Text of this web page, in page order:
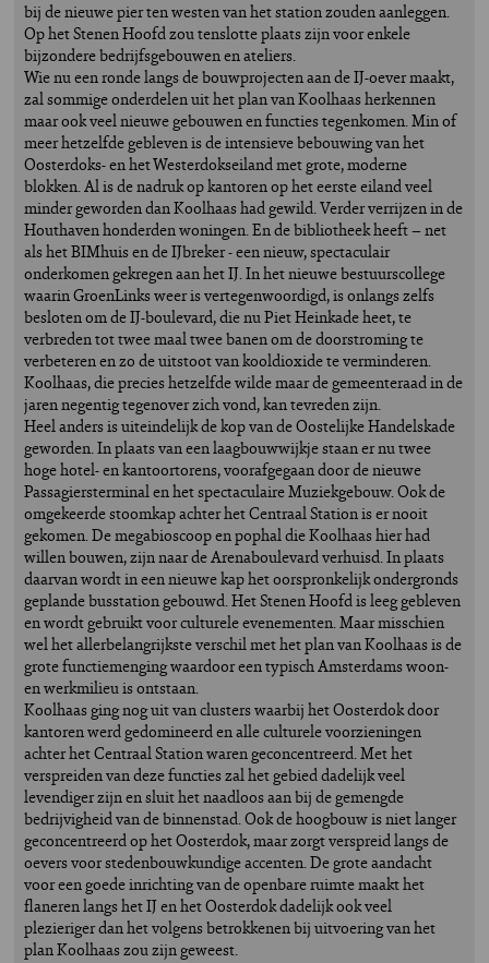
bij de nieuwe pier ten westen van het station zouden aanleggen.
Op het Stenen Hoofd zou tenslotte plaats zijn voor enkele
bijzondere bedrijfsgebouwen en ateliers.
Wie nu een ronde langs de bouwprojecten aan de IJ-oever maakt,
zal sommige onderdelen uit het plan van Koolhaas herkennen
maar ook veel nieuwe gebouwen en functies tegenkomen. Min of
meer hetzelfde gebleven is de intensieve bebouwing van het
Oosterdoks- en het Westerdokseiland met grote, moderne
blokken. Al is de nadruk op kantoren op het eerste eiland veel
minder geworden dan Koolhaas had gewild. Verder verrijzen in de
Houthaven honderden woningen. En de bibliotheek heeft – net
als het BIMhuis en de IJbreker - een nieuw, spectaculair
onderkomen gekregen aan het IJ. In het nieuwe bestuurscollege
waarin GroenLinks weer is vertegenwoordigd, is onlangs zelfs
besloten om de IJ-boulevard, die nu Piet Heinkade heet, te
verbreden tot twee maal twee banen om de doorstroming te
verbeteren en zo de uitstoot van kooldioxide te verminderen.
Koolhaas, die precies hetzelfde wilde maar de gemeenteraad in de
jaren negentig tegenover zich vond, kan tevreden zijn.
Heel anders is uiteindelijk de kop van de Oostelijke Handelskade
geworden. In plaats van een laagbouwwijkje staan er nu twee
hoge hotel- en kantoortorens, voorafgegaan door de nieuwe
Passagiersterminal en het spectaculaire Muziekgebouw. Ook de
omgekeerde stoomkap achter het Centraal Station is er nooit
gekomen. De megabioscoop en pophal die Koolhaas hier had
willen bouwen, zijn naar de Arenaboulevard verhuisd. In plaats
daarvan wordt in een nieuwe kap het oorspronkelijk ondergronds
geplande busstation gebouwd. Het Stenen Hoofd is leeg gebleven
en wordt gebruikt voor culturele evenementen. Maar misschien
wel het allerbelangrijkste verschil met het plan van Koolhaas is de
grote functiemenging waardoor een typisch Amsterdams woon-
en werkmilieu is ontstaan.
Koolhaas ging nog uit van clusters waarbij het Oosterdok door
kantoren werd gedomineerd en alle culturele voorzieningen
achter het Centraal Station waren geconcentreerd. Met het
verspreiden van deze functies zal het gebied dadelijk veel
levendiger zijn en sluit het naadloos aan bij de gemengde
bedrijvigheid van de binnenstad. Ook de hoogbouw is niet langer
geconcentreerd op het Oosterdok, maar zorgt verspreid langs de
oevers voor stedenbouwkundige accenten. De grote aandacht
voor een goede inrichting van de openbare ruimte maakt het
flaneren langs het IJ en het Oosterdok dadelijk ook veel
plezieriger dan het volgens betrokkenen bij uitvoering van het
plan Koolhaas zou zijn geweest.